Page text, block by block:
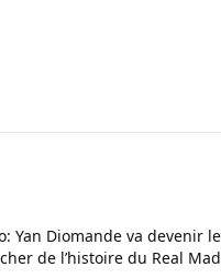
Yan Diomande va devenir
de l’histoire du Real